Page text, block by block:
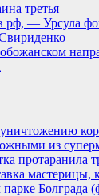
третья
рф, — Урсула
из
протаранила
мастерицы,
Болграда